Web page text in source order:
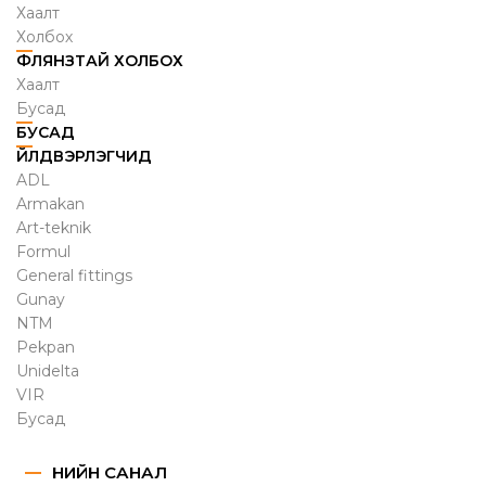
Хаалт
Холбох
ФЛЯНЗТАЙ ХОЛБОХ
Хаалт
Бусад
БУСАД
ҮЙЛДВЭРЛЭГЧИД
ADL
Armakan
Art-teknik
Formul
General fittings
Gunay
NTM
Pekpan
Unidelta
VIR
Бусад
ҮНИЙН САНАЛ